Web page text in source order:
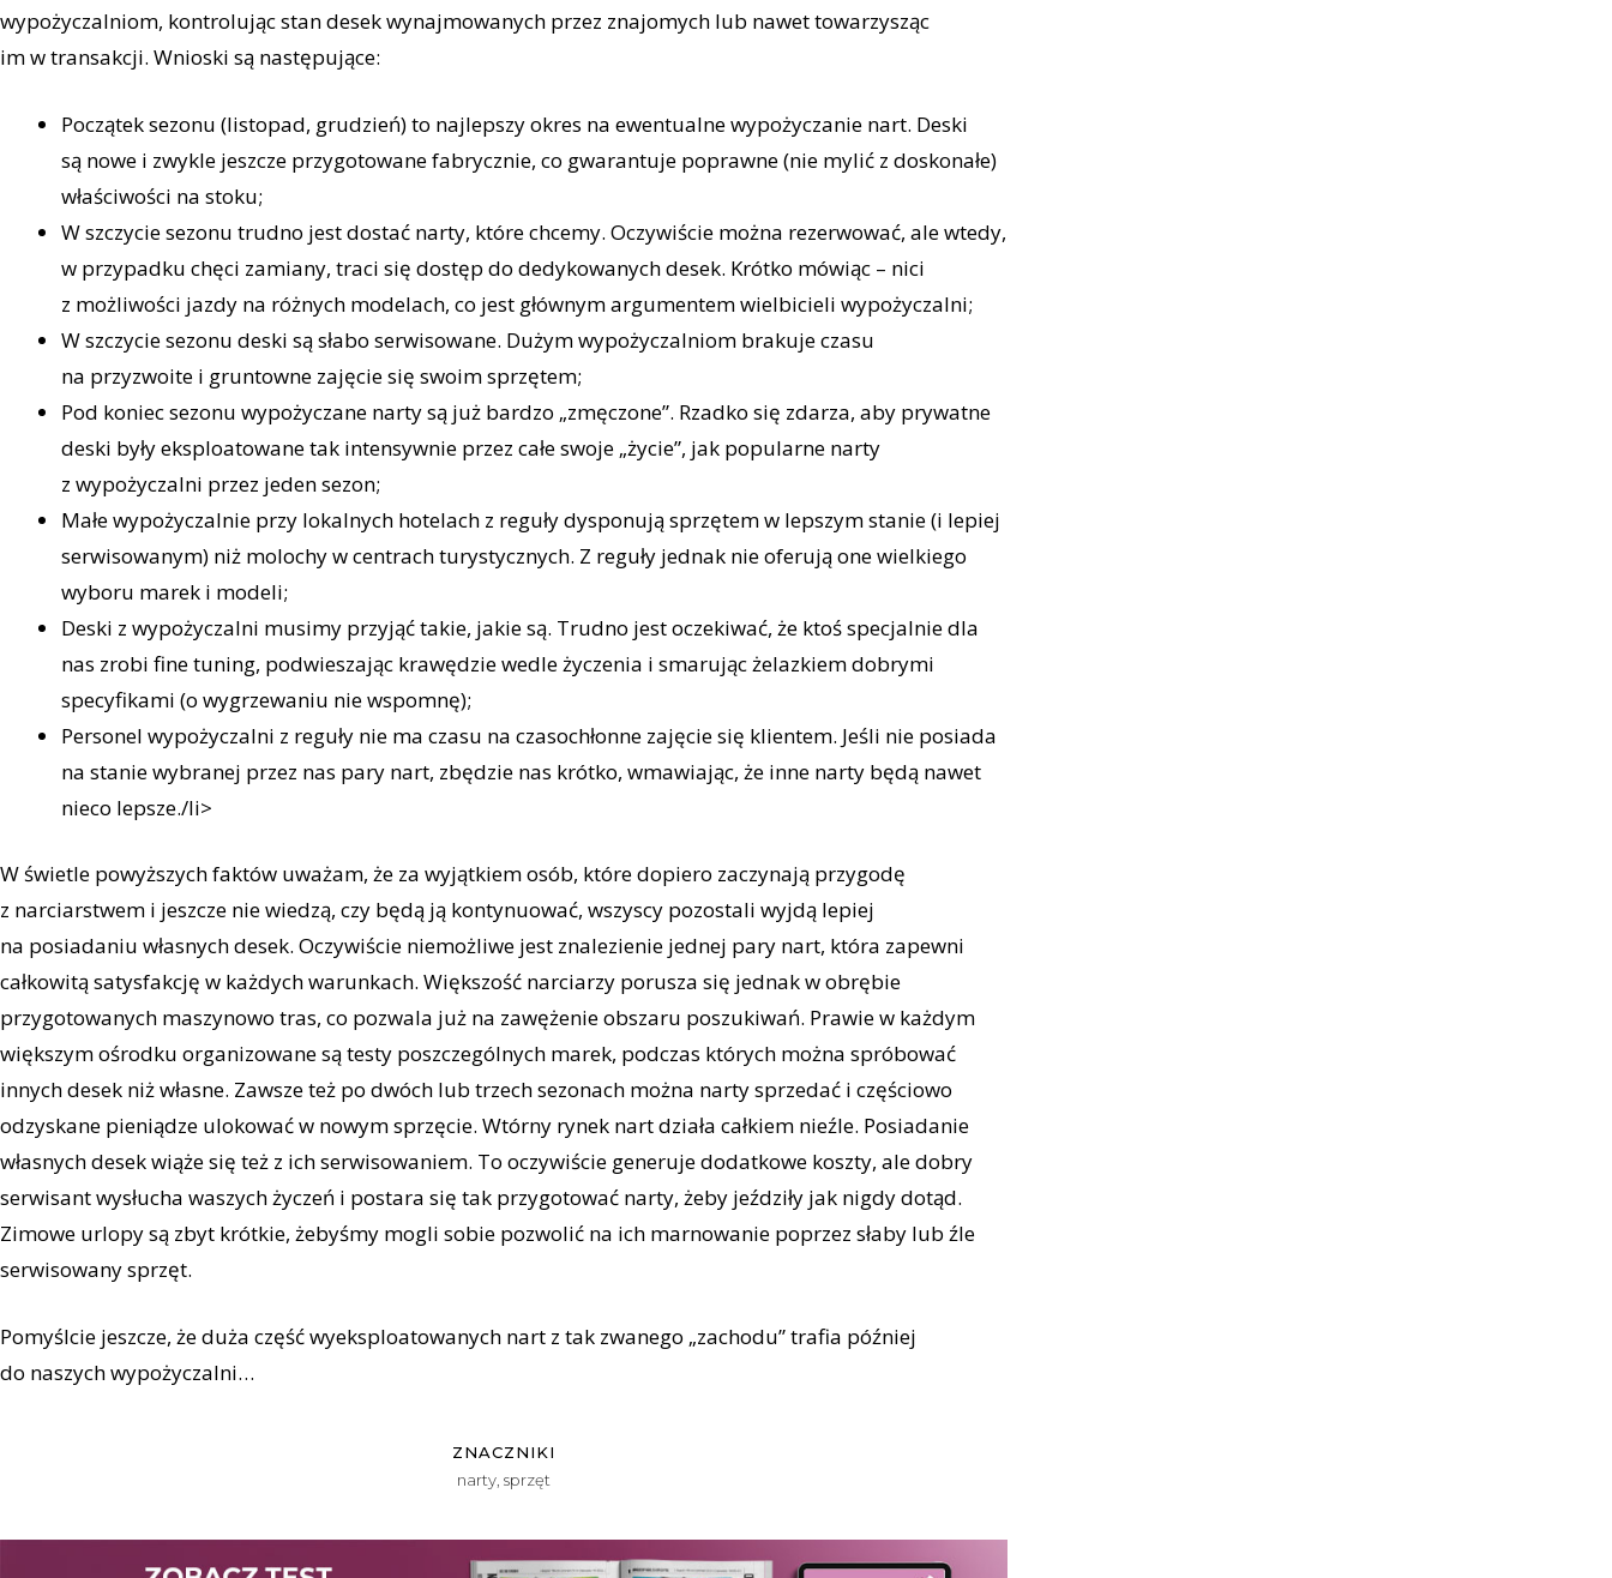
wypożyczalniom, kontrolując stan desek wynajmowanych przez znajomych lub nawet towarzysząc
im w transakcji. Wnioski są następujące:
Początek sezonu (listopad, grudzień) to najlepszy okres na ewentualne wypożyczanie nart. Deski
są nowe i zwykle jeszcze przygotowane fabrycznie, co gwarantuje poprawne (nie mylić z doskonałe)
właściwości na stoku;
W szczycie sezonu trudno jest dostać narty, które chcemy. Oczywiście można rezerwować, ale wtedy,
w przypadku chęci zamiany, traci się dostęp do dedykowanych desek. Krótko mówiąc – nici
z możliwości jazdy na różnych modelach, co jest głównym argumentem wielbicieli wypożyczalni;
W szczycie sezonu deski są słabo serwisowane. Dużym wypożyczalniom brakuje czasu
na przyzwoite i gruntowne zajęcie się swoim sprzętem;
Pod koniec sezonu wypożyczane narty są już bardzo „zmęczone”. Rzadko się zdarza, aby prywatne
deski były eksploatowane tak intensywnie przez całe swoje „życie”, jak popularne narty
z wypożyczalni przez jeden sezon;
Małe wypożyczalnie przy lokalnych hotelach z reguły dysponują sprzętem w lepszym stanie (i lepiej
serwisowanym) niż molochy w centrach turystycznych. Z reguły jednak nie oferują one wielkiego
wyboru marek i modeli;
Deski z wypożyczalni musimy przyjąć takie, jakie są. Trudno jest oczekiwać, że ktoś specjalnie dla
nas zrobi fine tuning, podwieszając krawędzie wedle życzenia i smarując żelazkiem dobrymi
specyfikami (o wygrzewaniu nie wspomnę);
Personel wypożyczalni z reguły nie ma czasu na czasochłonne zajęcie się klientem. Jeśli nie posiada
na stanie wybranej przez nas pary nart, zbędzie nas krótko, wmawiając, że inne narty będą nawet
nieco lepsze./li>
W świetle powyższych faktów uważam, że za wyjątkiem osób, które dopiero zaczynają przygodę
z narciarstwem i jeszcze nie wiedzą, czy będą ją kontynuować, wszyscy pozostali wyjdą lepiej
na posiadaniu własnych desek. Oczywiście niemożliwe jest znalezienie jednej pary nart, która zapewni
całkowitą satysfakcję w każdych warunkach. Większość narciarzy porusza się jednak w obrębie
przygotowanych maszynowo tras, co pozwala już na zawężenie obszaru poszukiwań. Prawie w każdym
większym ośrodku organizowane są testy poszczególnych marek, podczas których można spróbować
innych desek niż własne. Zawsze też po dwóch lub trzech sezonach można narty sprzedać i częściowo
odzyskane pieniądze ulokować w nowym sprzęcie. Wtórny rynek nart działa całkiem nieźle. Posiadanie
własnych desek wiąże się też z ich serwisowaniem. To oczywiście generuje dodatkowe koszty, ale dobry
serwisant wysłucha waszych życzeń i postara się tak przygotować narty, żeby jeździły jak nigdy dotąd.
Zimowe urlopy są zbyt krótkie, żebyśmy mogli sobie pozwolić na ich marnowanie poprzez słaby lub źle
serwisowany sprzęt.
Pomyślcie jeszcze, że duża część wyeksploatowanych nart z tak zwanego „zachodu” trafia później
do naszych wypożyczalni…
ZNACZNIKI
narty sprzęt